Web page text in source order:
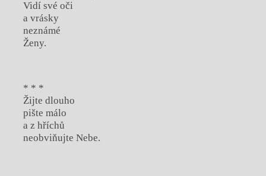
Vidí své oči
a vrásky
neznámé
Ženy.
* * *
Žijte dlouho
pište málo
a z hříchů
neobviňujte Nebe.